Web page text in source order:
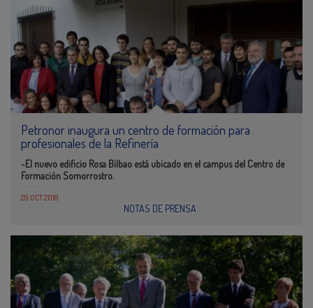
Petronor inaugura un centro de formación para
profesionales de la Refinería
-El nuevo edificio Rosa Bilbao está ubicado en el campus del Centro de
Formación Somorrostro.
29 OCT 2018
NOTAS DE PRENSA